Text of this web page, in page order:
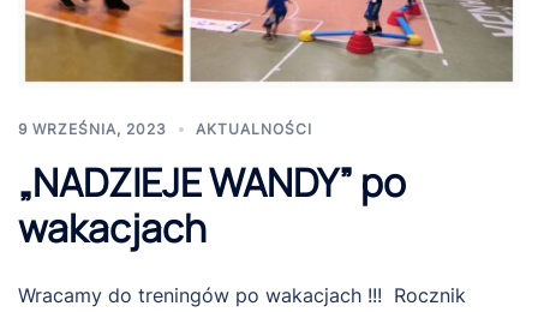
9 WRZEŚNIA, 2023 AKTUALNOŚCI
„NADZIEJE WANDY” po
wakacjach
Wracamy do treningów po wakacjach !!! Rocznik